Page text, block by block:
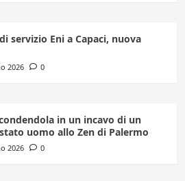
servizio Eni a Capaci, nuova
2026 0
in un incavo di un
uomo allo Zen di Palermo
2026 0